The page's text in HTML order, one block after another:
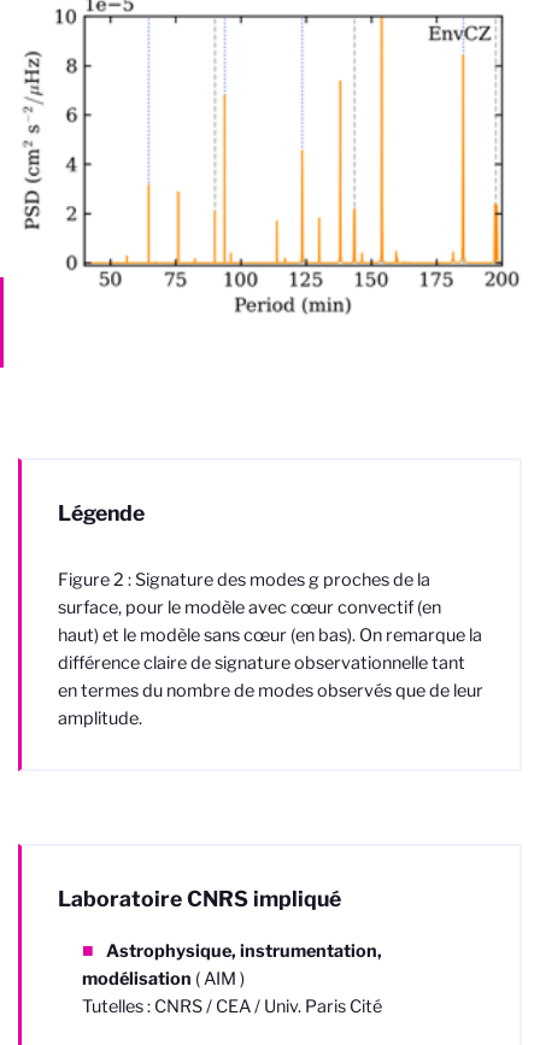
Légende
Figure 2 :Signature des modes g proches de la
surface, pour le modèle avec cœur convectif (en
haut) et le modèle sans cœur (en bas). On remarque la
différence claire de signature observationnelle tant
en termes du nombre de modes observés que de leur
amplitude.
Laboratoire CNRS impliqué
Astrophysique, instrumentation,
modélisation ( AIM )
Tutelles : CNRS / CEA / Univ. Paris Cité